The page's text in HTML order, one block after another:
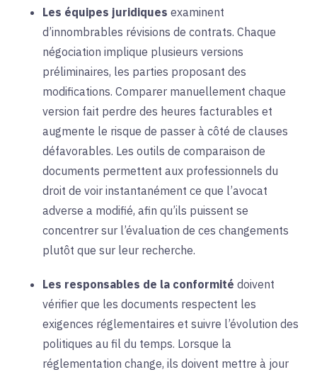
Les équipes juridiques examinent
d’innombrables révisions de contrats. Chaque
négociation implique plusieurs versions
préliminaires, les parties proposant des
modifications. Comparer manuellement chaque
version fait perdre des heures facturables et
augmente le risque de passer à côté de clauses
défavorables. Les outils de comparaison de
documents permettent aux professionnels du
droit de voir instantanément ce que l’avocat
adverse a modifié, afin qu’ils puissent se
concentrer sur l’évaluation de ces changements
plutôt que sur leur recherche.
Les responsables de la conformité doivent
vérifier que les documents respectent les
exigences réglementaires et suivre l’évolution des
politiques au fil du temps. Lorsque la
réglementation change, ils doivent mettre à jour